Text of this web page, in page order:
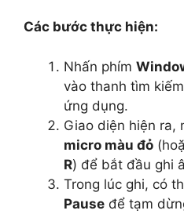
Các bước thực hiện:
Nhấn phím
vào thanh tìm
ứng dụng.
Giao diện hiện ra,
micro màu đỏ
R) để bắt đầu ghi
Trong lúc ghi, có
Pause để tạm